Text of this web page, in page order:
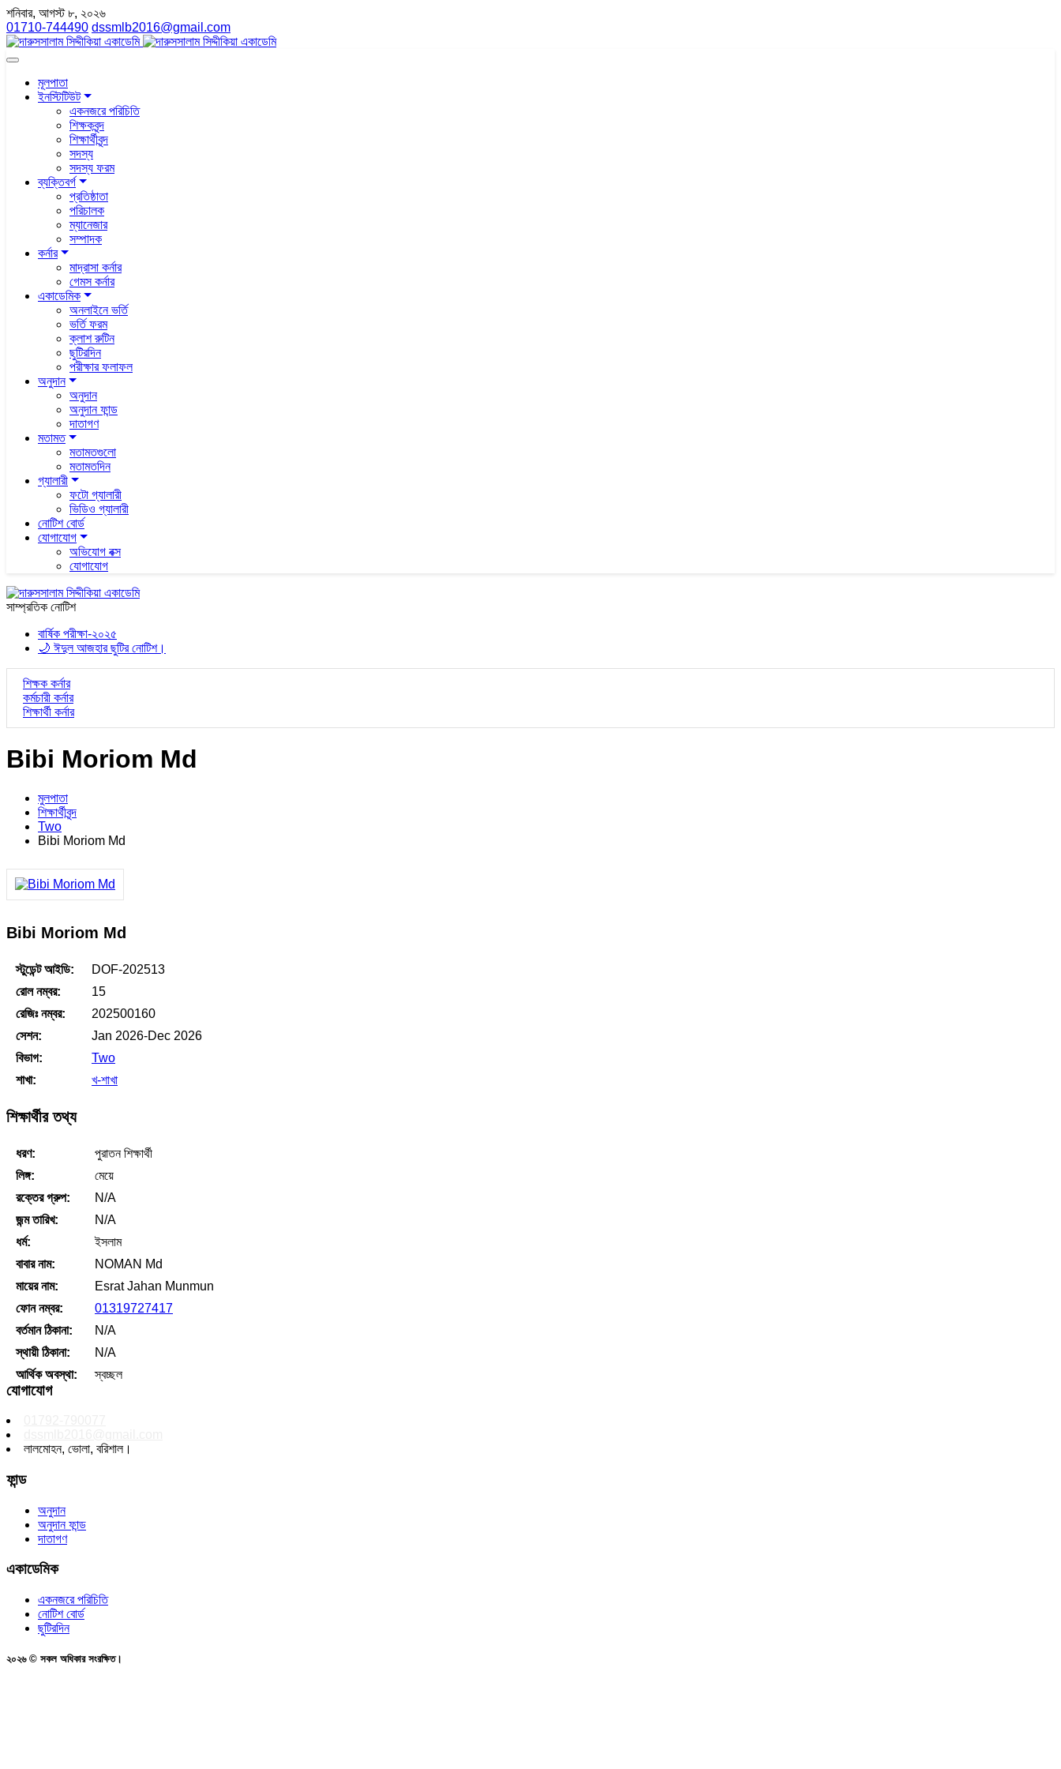
শনিবার, আগস্ট ৮, ২০২৬
01710-744490 dssmlb2016@gmail.com
মূলপাতা
ইনস্টিটিউট
একনজরে পরিচিতি
শিক্ষকবৃন্দ
শিক্ষার্থীবৃন্দ
সদস্য
সদস্য ফরম
ব্যক্তিবর্গ
প্রতিষ্ঠাতা
পরিচালক
ম্যানেজার
সম্পাদক
কর্নার
মাদ্রাসা কর্নার
গেমস কর্নার
একাডেমিক
অনলাইনে ভর্তি
ভর্তি ফরম
ক্লাশ রুটিন
ছুটিরদিন
পরীক্ষার ফলাফল
অনুদান
অনুদান
অনুদান ফান্ড
দাতাগণ
মতামত
মতামতগুলো
মতামতদিন
গ্যালারী
ফটো গ্যালারী
ভিডিও গ্যালারী
নোটিশ বোর্ড
যোগাযোগ
অভিযোগ বক্স
যোগাযোগ
সাম্প্রতিক নোটিশ
বার্ষিক পরীক্ষা-২০২৫
🌙 ঈদুল আজহার ছুটির নোটিশ।
শিক্ষক কর্নার
কর্মচারী কর্নার
শিক্ষার্থী কর্নার
Bibi Moriom Md
মুলপাতা
শিক্ষার্থীবৃন্দ
Two
Bibi Moriom Md
Bibi Moriom Md
স্টুডেন্ট আইডি:
DOF-202513
রোল নম্বর:
15
রেজিঃ নম্বর:
202500160
সেশন:
Jan 2026-Dec 2026
বিভাগ:
Two
শাখা:
খ-শাখা
শিক্ষার্থীর তথ্য
ধরণ:
পুরাতন শিক্ষার্থী
লিঙ্গ:
মেয়ে
রক্তের গ্রুপ:
N/A
জন্ম তারিখ:
N/A
ধর্ম:
ইসলাম
বাবার নাম:
NOMAN Md
মায়ের নাম:
Esrat Jahan Munmun
ফোন নম্বর:
01319727417
বর্তমান ঠিকানা:
N/A
স্থায়ী ঠিকানা:
N/A
আর্থিক অবস্থা:
স্বচ্ছল
যোগাযোগ
লালমোহন, ভোলা, বরিশাল।
ফান্ড
অনুদান
অনুদান ফান্ড
দাতাগণ
একাডেমিক
একনজরে পরিচিতি
নোটিশ বোর্ড
ছুটিরদিন
২০২৬ © সকল অধিকার সংরক্ষিত।